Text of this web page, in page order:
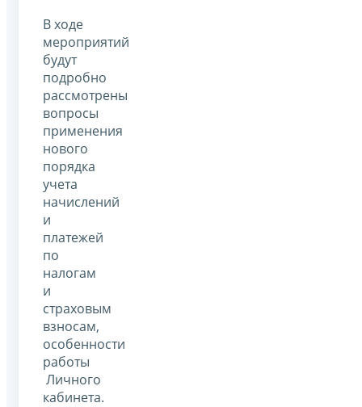
В ходе
мероприятий
будут
подробно
рассмотрены
вопросы
применения
нового
порядка
учета
начислений
и
платежей
по
налогам
и
страховым
взносам,
особенности
работы
Личного
кабинета.